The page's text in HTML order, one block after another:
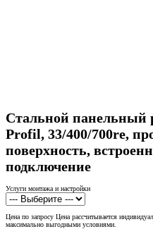
Стальной панельный
Profil, 33/400/700re,
поверхность,
подключение
Услуги монтажа и настройки
Цена по запросу Цена рассчитывается
максимально выгодными условиями.